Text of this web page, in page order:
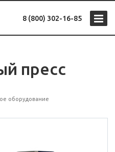
8 (800) 302-16-85
пресс
оборудование